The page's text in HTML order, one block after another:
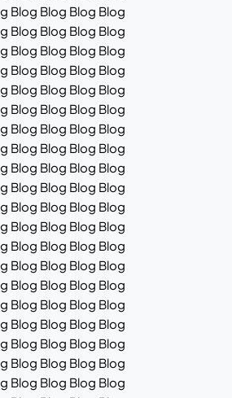
Blog Blog Blog Blog
Blog Blog Blog Blog
Blog Blog Blog Blog
Blog Blog Blog Blog
Blog Blog Blog Blog
Blog Blog Blog Blog
Blog Blog Blog Blog
Blog Blog Blog Blog
Blog Blog Blog Blog
Blog Blog Blog Blog
Blog Blog Blog Blog
Blog Blog Blog Blog
Blog Blog Blog Blog
Blog Blog Blog Blog
Blog Blog Blog Blog
Blog Blog Blog Blog
Blog Blog Blog Blog
Blog Blog Blog Blog
Blog Blog Blog Blog
Blog Blog Blog Blog